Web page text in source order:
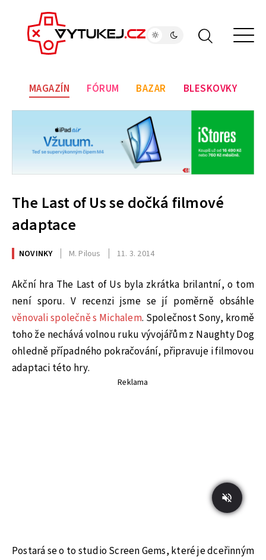
MAGAZÍN FÓRUM BAZAR BLESKOVKY
The Last of Us se dočká filmové
adaptace
NOVINKY M. Pilous 11. 3. 2014
Akční hra The Last of Us byla zkrátka brilantní, o tom
není sporu. V recenzi jsme se jí poměrně obsáhle
věnovali společně s Michalem. Společnost Sony, kromě
toho že nechává volnou ruku vývojářům z Naughty Dog
ohledně případného pokračování, připravuje i filmovou
adaptaci této hry.
Reklama
Postará se o to studio Screen Gems, které je dceřinným